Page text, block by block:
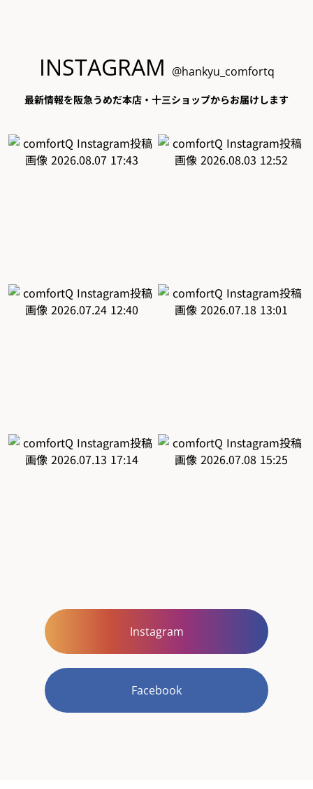
INSTAGRAM @hankyu_comfortq
最新情報を阪急うめだ本店・十三ショップからお届けします
Instagram
Facebook